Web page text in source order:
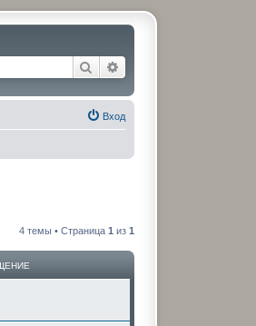
Поиск
Вход
4 темы • Страница 1 из 1